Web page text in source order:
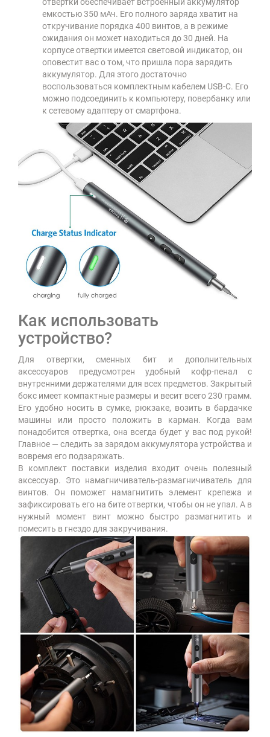
отвертки обеспечивает встроенный аккумулятор
емкостью 350 мАч. Его полного заряда хватит на
откручивание порядка 400 винтов, а в режиме
ожидания он может находиться до 30 дней. На
корпусе отвертки имеется световой индикатор, он
оповестит вас о том, что пришла пора зарядить
аккумулятор. Для этого достаточно
воспользоваться комплектным кабелем USB-C. Его
можно подсоединить к компьютеру, повербанку или
к сетевому адаптеру от смартфона.
Как использовать
устройство?
Для отвертки, сменных бит и дополнительных
аксессуаров предусмотрен удобный кофр-пенал с
внутренними держателями для всех предметов. Закрытый
бокс имеет компактные размеры и весит всего 230 грамм.
Его удобно носить в сумке, рюкзаке, возить в бардачке
машины или просто положить в карман. Когда вам
понадобится отвертка, она всегда будет у вас под рукой!
Главное — следить за зарядом аккумулятора устройства и
вовремя его подзаряжать.
В комплект поставки изделия входит очень полезный
аксессуар. Это намагничиватель-размагничиватель для
винтов. Он поможет намагнитить элемент крепежа и
зафиксировать его на бите отвертки, чтобы он не упал. А в
нужный момент винт можно быстро размагнитить и
помесить в гнездо для закручивания.